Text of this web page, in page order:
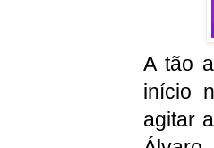
A tão
início
agitar